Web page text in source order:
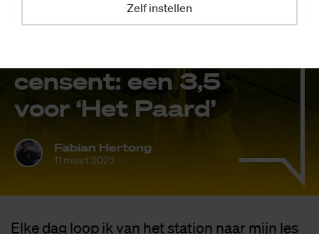
Zelf instellen
Opinie
cen­sent: een 3,5
voor ‘Het Paard’
Fabian Hertong
11 maart 2025
Elke dag loop ik van het station naar mijn les